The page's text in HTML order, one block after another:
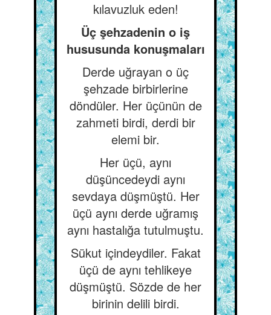
kılavuzluk eden!
Üç şehzadenin o iş
hususunda konuşmaları
Derde uğrayan o üç
şehzade birbirlerine
döndüler. Her üçünün de
zahmeti birdi, derdi bir
elemi bir.
Her üçü, aynı
düşüncedeydi aynı
sevdaya düşmüştü. Her
üçü aynı derde uğramış
aynı hastalığa tutulmuştu.
Sükut içindeydiler. Fakat
üçü de aynı tehlikeye
düşmüştü. Sözde de her
birinin delili birdi.